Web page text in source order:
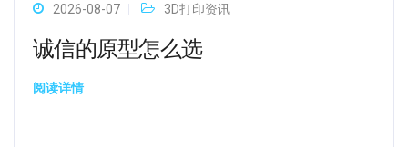
2026-08-07 3D打印资讯
诚信的原型怎么选
阅读详情